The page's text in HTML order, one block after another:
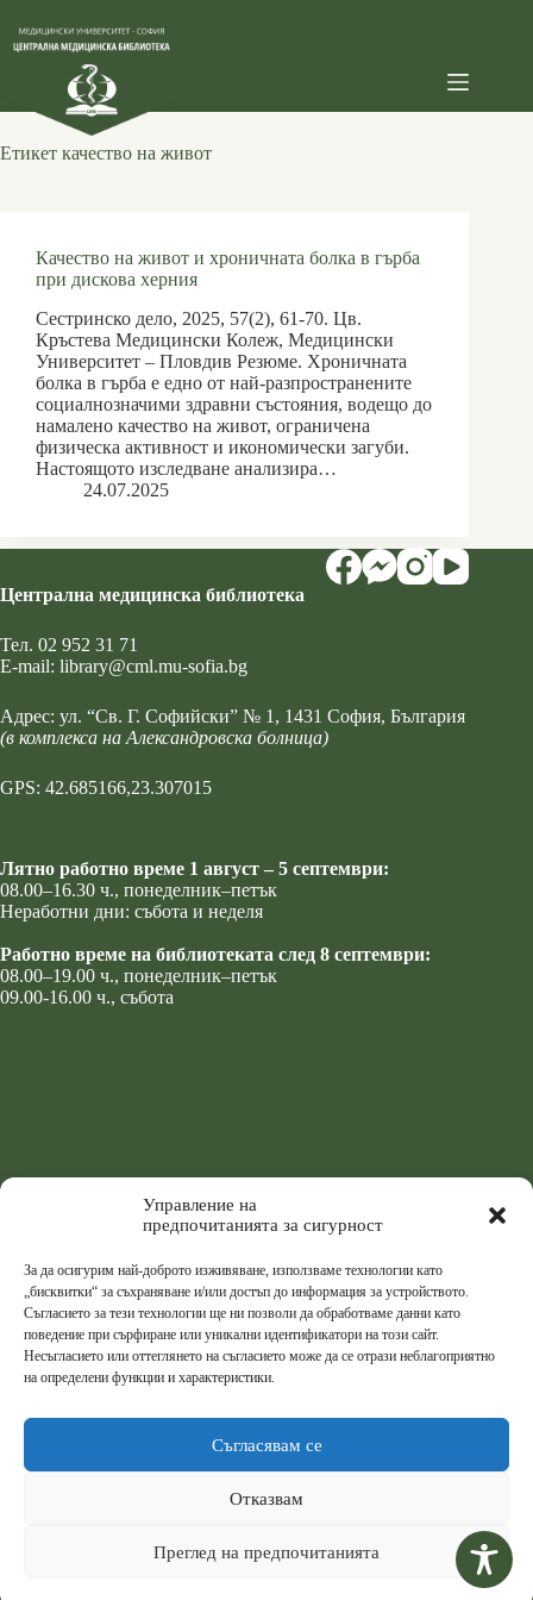
Управление на
предпочитанията за сигурност
За да осигурим най-доброто изживяване, използваме технологии като
„бисквитки“ за съхраняване и/или достъп до информация за устройството.
Съгласието за тези технологии ще ни позволи да обработваме данни като
поведение при сърфиране или уникални идентификатори на този сайт.
Несъгласието или оттеглянето на съгласието може да се отрази неблагоприятно
на определени функции и характеристики.
Съгласявам се
Отказвам
Преглед на предпочитанията
content
Етикет качество на живот
Качество на живот и хроничната болка в гърба
при дискова херния
Сестринско дело, 2025, 57(2), 61-70. Цв.
Кръстева Медицински Колеж, Медицински
Университет – Пловдив Резюме. Хроничната
болка в гърба е едно от най-разпространените
социалнозначими здравни състояния, водещо до
намалено качество на живот, ограничена
физическа активност и икономически загуби.
Настоящото изследване анализира…
24.07.2025
Централна медицинска библиотека
Тел. 02 952 31 71
Е-mail: library@cml.mu-sofia.bg
Адрес: ул. “Св. Г. Софийски” № 1 , 1431 София, България
(в комплекса на Александровска болница)
GPS: 42.685166,23.307015
Лятно работно време 1 август – 5 септември:
08.00–16.30 ч., понеделник–петък
Неработни дни: събота и неделя
Работно време на библиотеката след 8 септември:
08.00–19.00 ч., понеделник–петък
09.00-16.00 ч., събота
Централна Медицинска Библиотека,